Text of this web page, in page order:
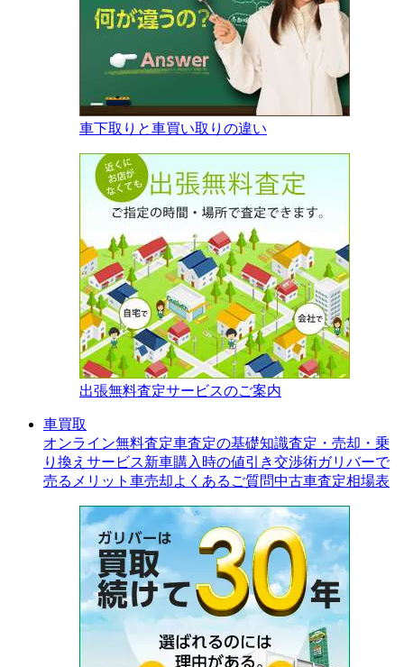
車下取りと車買い取りの違い
出張無料査定サービスのご案内
車買取
オンライン無料査定車査定の基礎知識査定・売却・乗
り換えサービス新車購入時の値引き交渉術ガリバーで
売るメリット 車売却よくあるご質問中古車査定相場表